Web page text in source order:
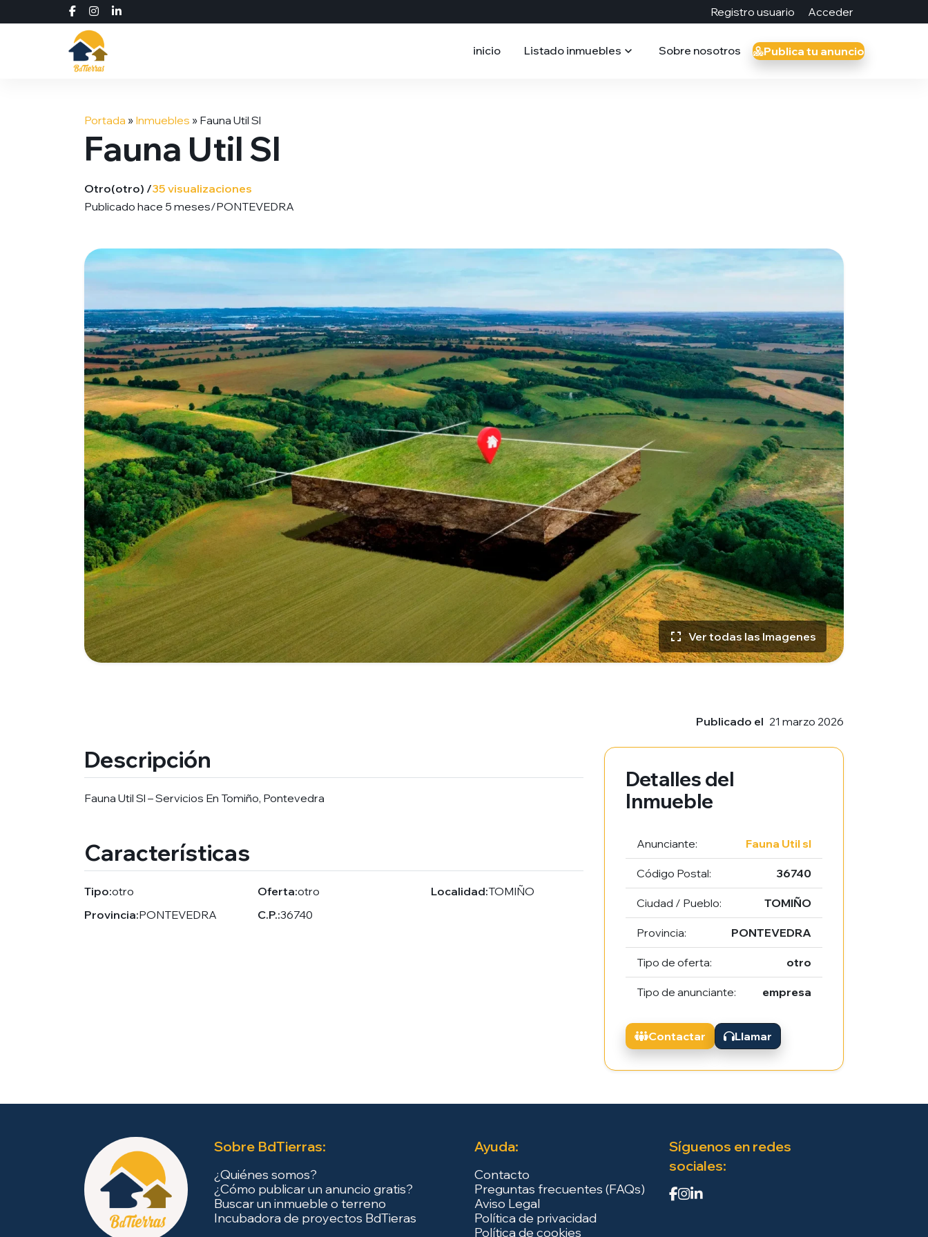
Registro usuario Acceder
inicio Listado inmuebles Sobre nosotros Publica tu anuncio
Portada » Inmuebles » Fauna Util Sl
Fauna Util Sl
Otro(otro) /35 visualizaciones
Publicado hace 5 meses/PONTEVEDRA
Ver todas las Imagenes
Publicado el 21 marzo 2026
Descripción
Fauna Util Sl – Servicios En Tomiño, Pontevedra
Características
Tipo:otro Oferta:otro Localidad:TOMIÑO
Provincia:PONTEVEDRA C.P.:36740
Detalles del
Inmueble
Anunciante: Fauna Util sl
Código Postal: 36740
Ciudad / Pueblo: TOMIÑO
Provincia: PONTEVEDRA
Tipo de oferta: otro
Tipo de anunciante: empresa
Contactar Llamar
Sobre BdTierras:
¿Quiénes somos?
¿Cómo publicar un anuncio gratis?
Buscar un inmueble o terreno
Incubadora de proyectos BdTieras
Ayuda:
Contacto
Preguntas frecuentes (FAQs)
Aviso Legal
Política de privacidad
Política de cookies
Síguenos en redes
sociales: